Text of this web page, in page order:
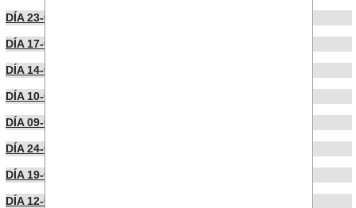
DÍA 23-02-2022
DÍA 17-02-2022
DÍA 14-02-2022
DÍA 10-02-2022
DÍA 09-02-2022
DÍA 24-01-2022
DÍA 19-01-2022
DÍA 12-01-2022